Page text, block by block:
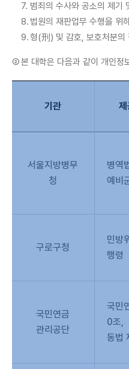
7. 범죄의 수사와 공소의 제기
8. 법원의 재판업무 수행을 위
9.형(刑) 및 감호, 보호처분의
②본 대학은 다음과 같이 개인정
기관 제
서울지방병무
청
병역
예비
구로구청
민방
행령
국민연금
관리공단
국민
0조,
동법